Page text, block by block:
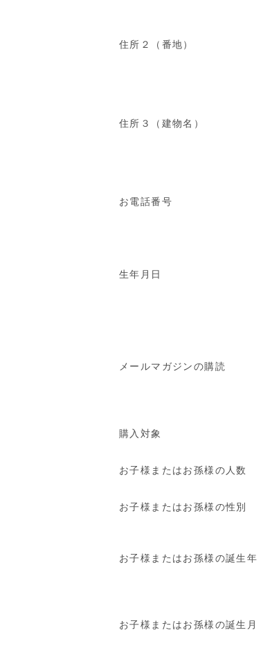
住所２（番地）
住所３（建物名）
お電話番号
生年月日
メールマガジンの購読
購入対象
お子様またはお孫様の人数
お子様またはお孫様の性別
お子様またはお孫様の誕生年
お子様またはお孫様の誕生月